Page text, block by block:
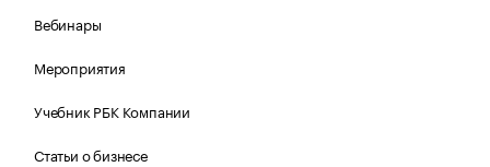
Вебинары
Мероприятия
Учебник РБК Компании
Статьи о бизнесе